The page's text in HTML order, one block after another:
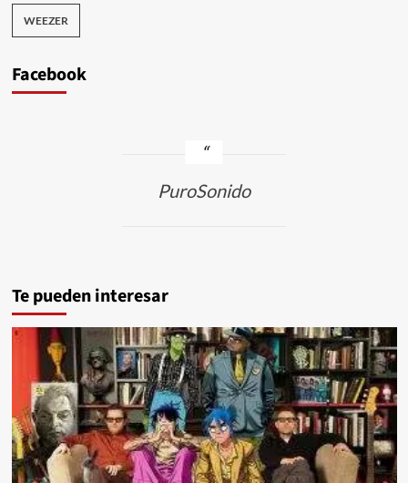
WEEZER
Facebook
PuroSonido
Te pueden interesar